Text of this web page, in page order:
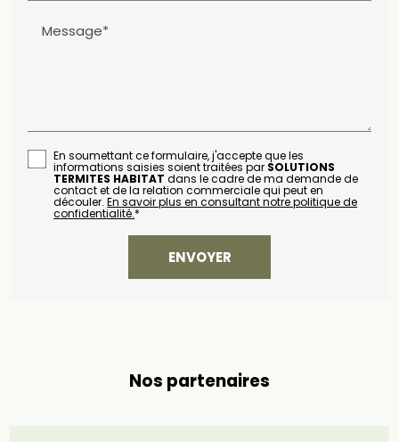
Message*
En soumettant ce formulaire, j'accepte que les
informations saisies soient traitées par SOLUTIONS
TERMITES HABITAT dans le cadre de ma demande de
contact et de la relation commerciale qui peut en
découler.En savoir plus en consultant notre politique de
confidentialité.*
Nos partenaires